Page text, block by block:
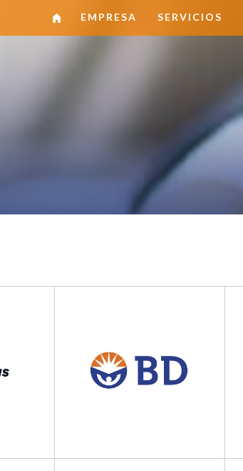
home EMPRESA SERVICIOS